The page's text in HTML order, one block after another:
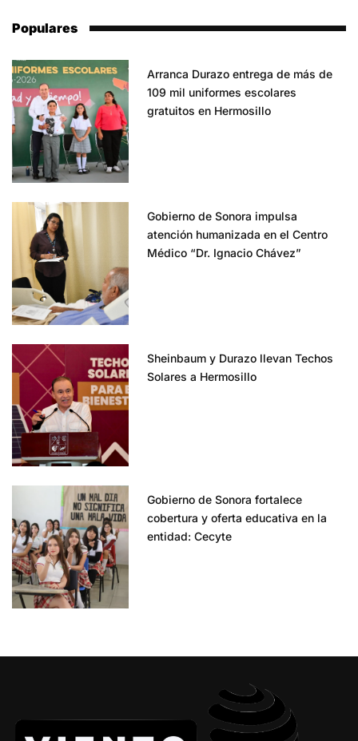
Populares
Arranca Durazo entrega de más de
109 mil uniformes escolares
gratuitos en Hermosillo
Gobierno de Sonora impulsa
atención humanizada en el Centro
Médico “Dr. Ignacio Chávez”
Sheinbaum y Durazo llevan Techos
Solares a Hermosillo
Gobierno de Sonora fortalece
cobertura y oferta educativa en la
entidad: Cecyte